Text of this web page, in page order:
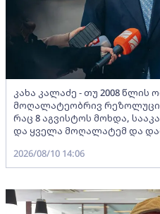
კახა კალაძე - თუ 2008 წლის
მოღალატეობრივ
რაც 8 აგვისტოს მოხდა,
და ყველა მოღალატემ და
2026/08/10 14:06